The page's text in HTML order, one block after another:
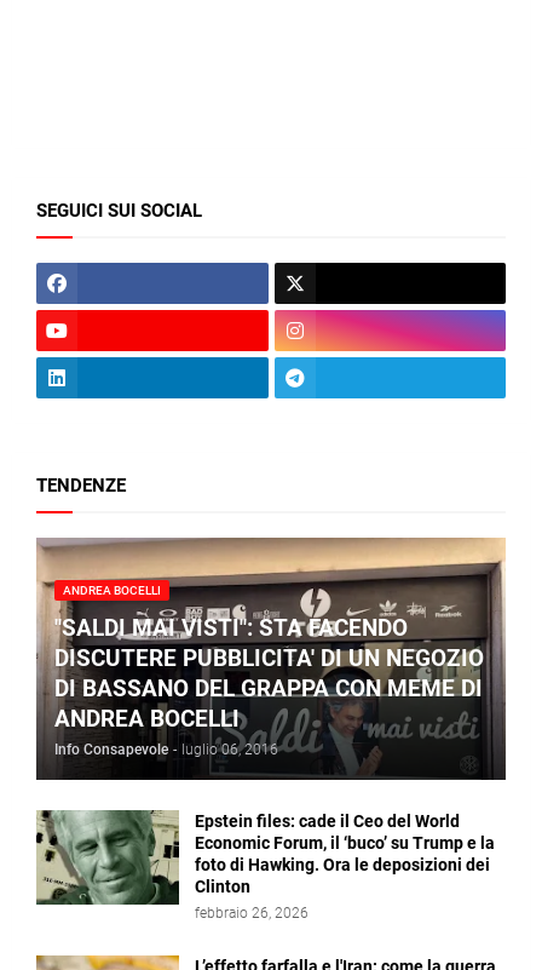
SEGUICI SUI SOCIAL
TENDENZE
ANDREA BOCELLI
"SALDI MAI VISTI": STA FACENDO
DISCUTERE PUBBLICITA' DI UN NEGOZIO
DI BASSANO DEL GRAPPA CON MEME DI
ANDREA BOCELLI
Info Consapevole - luglio 06, 2016
Epstein files: cade il Ceo del World
Economic Forum, il ‘buco’ su Trump e la
foto di Hawking. Ora le deposizioni dei
Clinton
febbraio 26, 2026